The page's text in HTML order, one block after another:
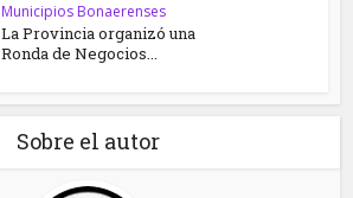
Municipios Bonaerenses
La Provincia organizó una
Ronda de Negocios...
Sobre el autor